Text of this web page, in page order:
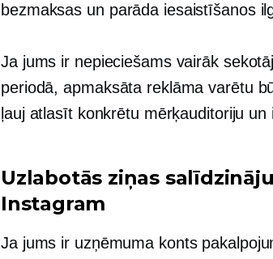
bezmaksas un parāda iesaistīšanos
Ja jums ir nepieciešams vairāk
periodā, apmaksāta reklāma varētu
ļauj atlasīt konkrētu mērķauditoriju
Uzlabotās ziņas
Instagram
Ja jums ir uzņēmuma konts